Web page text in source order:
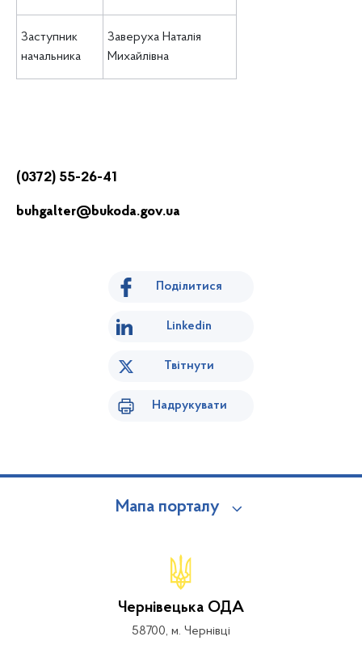
Заступник
начальника
Заверуха Наталія
Михайлівна
(0372) 55-26-41
buhgalter@bukoda.gov.ua
Поділитися
Linkedin
Твітнути
Надрукувати
Мапа порталу
Чернівецька ОДА
58700, м. Чернівці